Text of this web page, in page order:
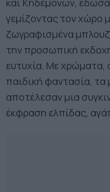
και Κηδεμόνων,
γεμίζοντας τον χώρο
ζωγραφισμένα
την προσωπική
ευτυχία. Με χρώματα,
παιδική φαντασία, τα
αποτέλεσαν μια
έκφραση ελπίδας,